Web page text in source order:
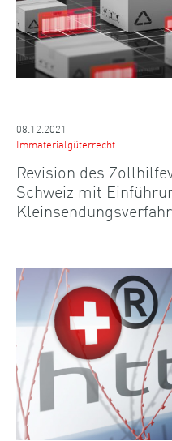
08.12.2021
Immaterialgüterrecht
Revision des
Schweiz mit